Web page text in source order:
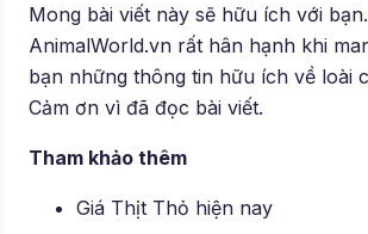
Mong bài viết này sẽ hữu ích với bạn.
AnimalWorld.vn rất hân hạnh khi
bạn những thông tin hữu ích về loài
Cảm ơn vì đã đọc bài viết.
Tham khảo thêm
Giá Thịt Thỏ hiện nay